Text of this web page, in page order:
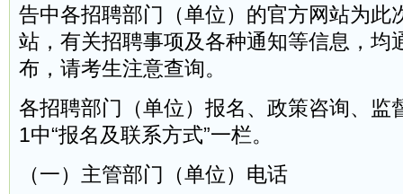
告中各招聘部门（单位）的官方网站为此
站，有关招聘事项及各种通知等信息，均
布，请考生注意查询。
各招聘部门（单位）报名、政策咨询、监
1中“报名及联系方式”一栏。
（一）主管部门（单位）电话